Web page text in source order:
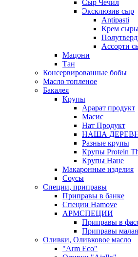
Сыр Чечил
Эксклюзив сыр
Antipasti
Крем
Ассорти
Мацони
Тан
Консервированные бобы
Масло топленое
Бакалея
Крупы
Арарат продукт
Масис
Нат Продукт
НАША
Разные крупы
Крупы Protein
Крупы Нане
Макаронные изделия
Соусы
Специи, приправы
Приправы в банке
Специи Hamove
АРМСПЕЦИИ
Приправы в
Приправы
Оливки, Оливковое масло
"Arm Eco"